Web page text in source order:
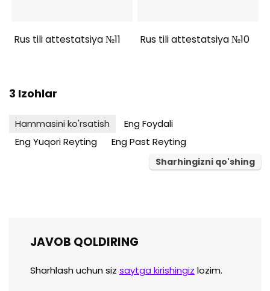
Rus tili attestatsiya №11 Rus tili attestatsiya №10
3 Izohlar
Hammasini ko'rsatish
Eng Foydali
Eng Yuqori Reyting
Eng Past Reyting
Sharhingizni qo'shing
JAVOB QOLDIRING
Sharhlash uchun siz saytga kirishingiz lozim.